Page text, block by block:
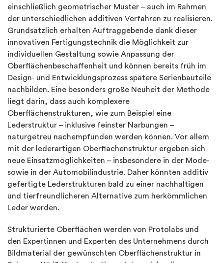
einschließlich geometrischer Muster – auch im Rahmen
der unterschiedlichen additiven Verfahren zu realisieren.
Grundsätzlich erhalten Auftraggebende dank dieser
innovativen Fertigungstechnik die Möglichkeit zur
individuellen Gestaltung sowie Anpassung der
Oberflächenbeschaffenheit und können bereits früh im
Design- und Entwicklungsprozess spätere Serienbauteile
nachbilden. Eine besonders große Neuheit der Methode
liegt darin, dass auch komplexere
Oberflächenstrukturen, wie zum Beispiel eine
Lederstruktur – inklusive feinster Narbungen –
naturgetreu nachempfunden werden können. Vor allem
mit der lederartigen Oberflächenstruktur ergeben sich
neue Einsatzmöglichkeiten – insbesondere in der Mode-
sowie in der Automobilindustrie. Daher könnten additiv
gefertigte Lederstrukturen bald zu einer nachhaltigen
und tierfreundlicheren Alternative zum herkömmlichen
Leder werden.
Strukturierte Oberflächen werden von Protolabs und
den Expertinnen und Experten des Unternehmens durch
Bildmaterial der gewünschten Oberflächenstruktur in